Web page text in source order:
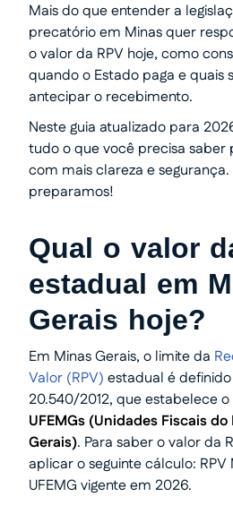
Mais do que entender a
precatório em Minas quer
o valor da RPV hoje, como
quando o Estado paga e quais
antecipar o recebimento.
Neste guia atualizado para
tudo o que você precisa saber
com mais clareza e
preparamos!
Qual o valor
estadual em
Gerais hoje?
Em Minas Gerais, o limite da
Valor (RPV) estadual é
20.540/2012, que estabelece
UFEMGs (Unidades Fiscais
Gerais). Para saber o valor da
aplicar o seguinte cálculo: RPV
UFEMG vigente em 2026.